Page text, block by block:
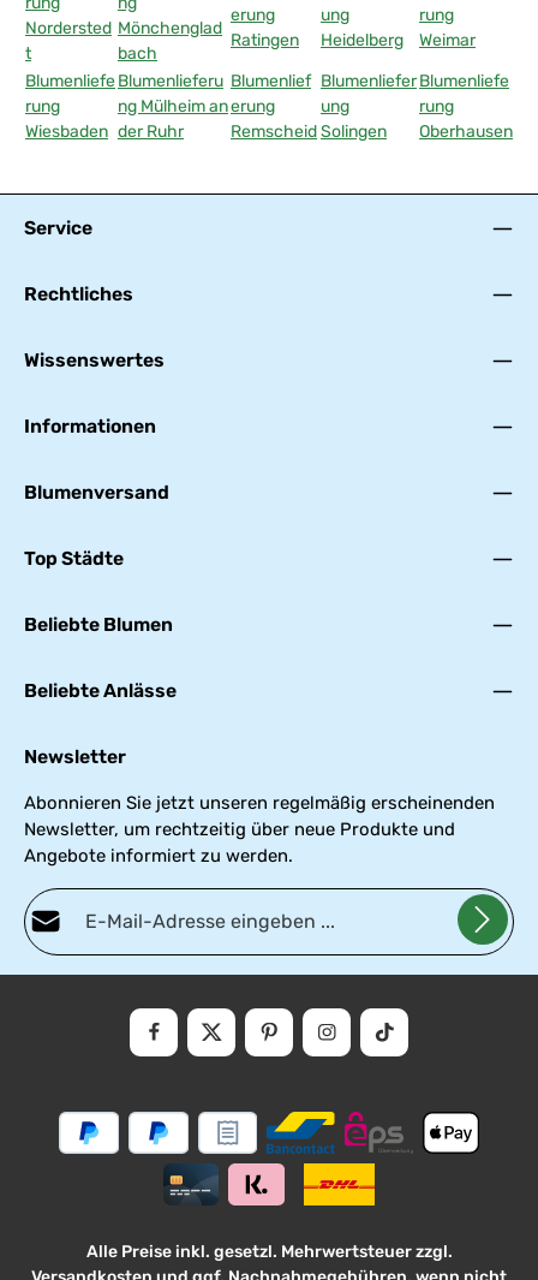
Nordersted
t
Mönchenglad
bach
erung
Ratingen
ung
Heidelberg
rung
Weimar
Blumenliefe
rung
Wiesbaden
Blumenlieferu
ng Mülheim an
der Ruhr
Blumenlief
erung
Remscheid
Blumenliefer
ung
Solingen
Blumenliefe
rung
Oberhausen
Service
Rechtliches
Wissenswertes
Informationen
Blumenversand
Top Städte
Beliebte Blumen
Beliebte Anlässe
Newsletter
Abonnieren Sie jetzt unseren regelmäßig erscheinenden
Newsletter, um rechtzeitig über neue Produkte und
Angebote informiert zu werden.
E-Mail-Adresse*
Datenschutz
Datenschutzbestimmungen
zur Kenntnis genommen und die
gelesen und bin mit ihnen einverstanden.
Alle Preise inkl. gesetzl. Mehrwertsteuer zzgl.